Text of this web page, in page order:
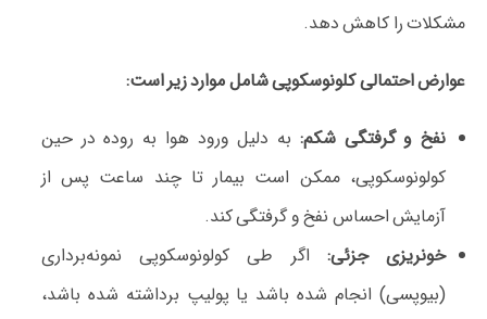
مشکلات را کاهش دهد.
عوارض احتمالی کلونوسکوپی شامل موارد زیر است:
نفخ و گرفتگی شکم: به دلیل ورود هوا به روده در حین
کولونوسکوپی، ممکن است بیمار تا چند ساعت پس از
آزمایش احساس نفخ و گرفتگی کند.
خونریزی جزئی: اگر طی کولونوسکوپی نمونه‌برداری
(بیوپسی) انجام شده باشد یا پولیپ برداشته شده باشد،